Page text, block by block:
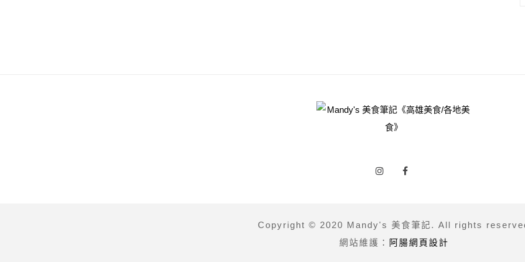
Copyright © 2020 Mandy's 美食筆記. All rights
網站維護： 阿腸網頁設計